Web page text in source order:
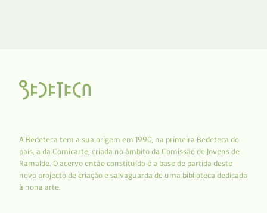
A Bedeteca tem a sua origem em 1990, na primeira Bedeteca do
país, a da Comicarte, criada no âmbito da Comissão de Jovens de
Ramalde. O acervo então constituído é a base de partida deste
novo projecto de criação e salvaguarda de uma biblioteca dedicada
à nona arte.